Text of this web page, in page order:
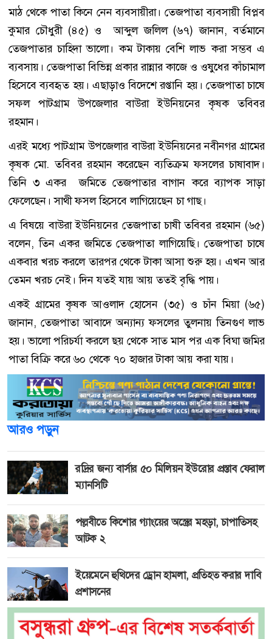
মাঠ থেকে পাতা কিনে নেন ব্যবসায়ীরা। তেজপাতা ব্যবসায়ী বিপ্লব
কুমার চৌধুরী (৪৫) ও আব্দুল জলিল (৬৭) জানান, বর্তমানে
তেজপাতার চাহিদা ভালো। কম টাকায় বেশি লাভ করা সম্ভব এ
ব্যবসায়। তেজপাতা বিভিন্ন প্রকার রান্নার কাজে ও ওষুধের কাঁচামাল
হিসেবে ব্যবহৃত হয়। এছাড়াও বিদেশে রপ্তানি হয়। তেজপাতা চাষে
সফল পাটগ্রাম উপজেলার বাউরা ইউনিয়নের কৃষক তবিবর
রহমান।
এরই মধ্যে পাটগ্রাম উপজেলার বাউরা ইউনিয়নের নবীনগর গ্রামের
কৃষক মো. তবিবর রহমান করেছেন ব্যতিক্রম ফসলের চাষাবাদ।
তিনি ৩ একর জমিতে তেজপাতার বাগান করে ব্যাপক সাড়া
ফেলেছেন। সাথী ফসল হিসেবে লাগিয়েছেন চা গাছ।
এ বিষয়ে বাউরা ইউনিয়নের তেজপাতা চাষী তবিবর রহমান (৬৫)
বলেন, তিন একর জমিতে তেজপাতা লাগিয়েছি। তেজপাতা চাষে
একবার খরচ করলে তারপর থেকে টাকা আসা শুরু হয়। এখন আর
তেমন খরচ নেই। দিন যতই যায় আয় ততই বৃদ্ধি পায়।
একই গ্রামের কৃষক আওলাদ হোসেন (৩৫) ও চাঁন মিয়া (৬৫)
জানান, তেজপাতা আবাদে অন্যান্য ফসলের তুলনায় তিনগুণ লাভ
হয়। ভালো পরিচর্যা করলে ছয় থেকে সাত মাস পর এক বিঘা জমির
পাতা বিক্রি করে ৬০ থেকে ৭০ হাজার টাকা আয় করা যায়।
আরও পড়ুন
রদ্রির জন্য বার্সার ৫০ মিলিয়ন ইউরোর প্রস্তাব ফেরাল
ম্যানসিটি
পল্লবীতে কিশোর গ্যাংয়ের অস্ত্রের মহড়া, চাপাতিসহ
আটক ২
ইয়েমেনে হুথিদের ড্রোন হামলা, প্রতিহত করার দাবি
প্রশাসনের